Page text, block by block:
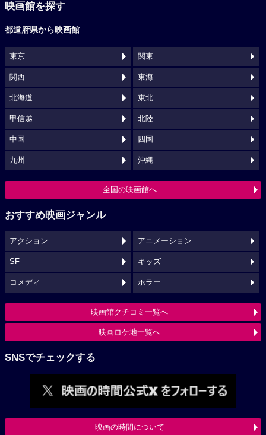
映画館を探す
都道府県から映画館
東京 関東
関西 東海
北海道 東北
甲信越 北陸
中国 四国
九州 沖縄
全国の映画館へ
おすすめ映画ジャンル
アクション アニメーション
SF キッズ
コメディ ホラー
映画館クチコミ一覧へ
映画ロケ地一覧へ
SNSでチェックする
映画の時間について